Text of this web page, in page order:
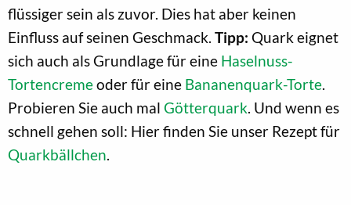
flüssiger sein als zuvor. Dies hat aber keinen
Einfluss auf seinen Geschmack. Tipp: Quark eignet
sich auch als Grundlage für eine Haselnuss-
Tortencremeoder für eine Bananenquark-Torte.
Probieren Sie auch mal Götterquark. Und wenn es
schnell gehen soll: Hier finden Sie unser Rezept für
Quarkbällchen.